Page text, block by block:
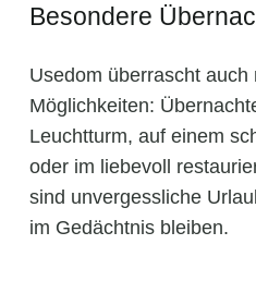
Besondere
Usedom überrascht auch
Möglichkeiten:
Leuchtturm, auf einem
oder im liebevoll
sind unvergessliche
im Gedächtnis bleiben.